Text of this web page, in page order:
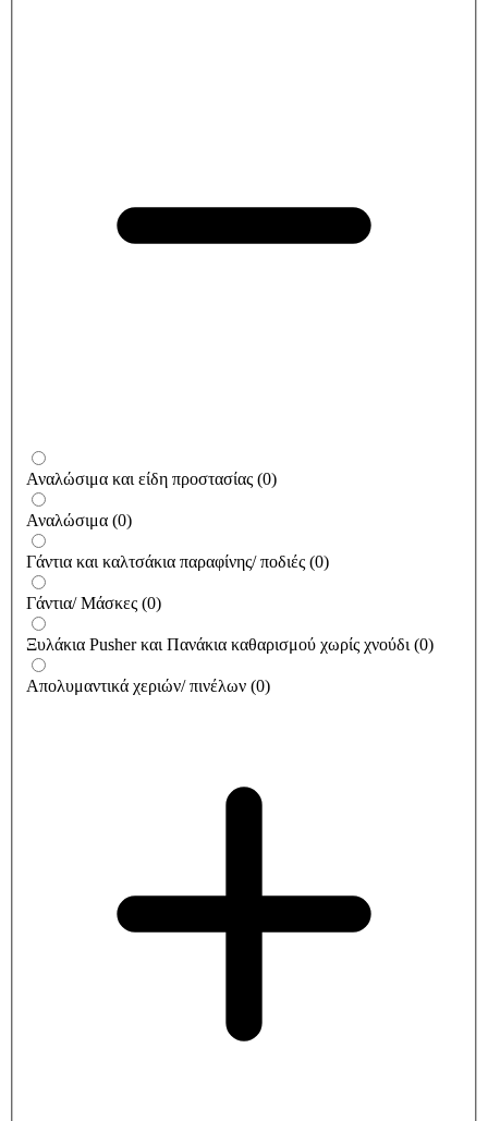
Αναλώσιμα και είδη προστασίας (0)
Αναλώσιμα (0)
Γάντια και καλτσάκια παραφίνης/ ποδιές (0)
Γάντια/ Μάσκες (0)
Ξυλάκια Pusher και Πανάκια καθαρισμού χωρίς χνούδι (0)
Απολυμαντικά χεριών/ πινέλων (0)